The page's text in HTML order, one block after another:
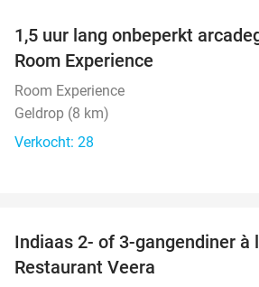
TODAY
1,5 uur lang onbeperkt
Room Experience
Room Experience
Geldrop (8 km)
Verkocht: 28
TODAY
Indiaas 2- of 3-gangendiner à
Restaurant Veera